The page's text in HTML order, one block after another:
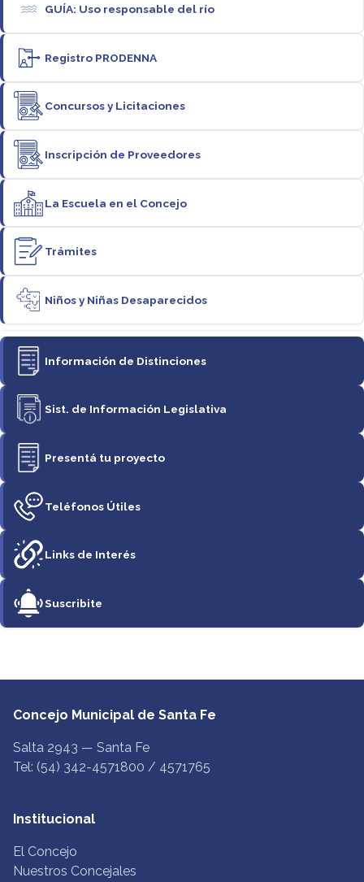
GUÍA: Uso responsable del río
Registro PRODENNA
Concursos y Licitaciones
Inscripción de Proveedores
La Escuela en el Concejo
Trámites
Niños y Niñas Desaparecidos
Información de Distinciones
Sist. de Información Legislativa
Presentá tu proyecto
Teléfonos Útiles
Links de Interés
Suscribite
Concejo Municipal de Santa Fe
Salta 2943 — Santa Fe
Tel: (54) 342-4571800 / 4571765
Institucional
El Concejo
Nuestros Concejales